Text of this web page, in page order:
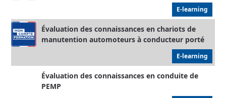
E-learning
Évaluation des connaissances en chariots de
manutention automoteurs à conducteur porté
E-learning
Évaluation des connaissances en conduite de
PEMP